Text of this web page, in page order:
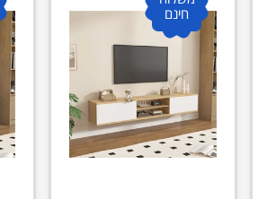
חינם